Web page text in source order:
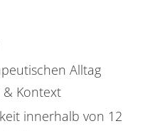
Alltag
& Kontext
innerhalb von 12